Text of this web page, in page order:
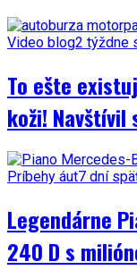
Video blog2 týždne
To ešte
koži! Navštívil
Príbehy áut7 dní
Legendárne
240 D s